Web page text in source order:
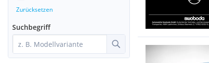
Zurücksetzen
Suchbegriff